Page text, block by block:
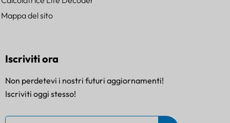
Mappa del sito
Iscriviti ora
Non perdetevi i nostri futuri aggiornamenti!
Iscriviti oggi stesso!